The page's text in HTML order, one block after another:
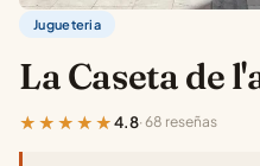
Jugueteria
La Caseta de
★★★★★4.8· 68 reseñas